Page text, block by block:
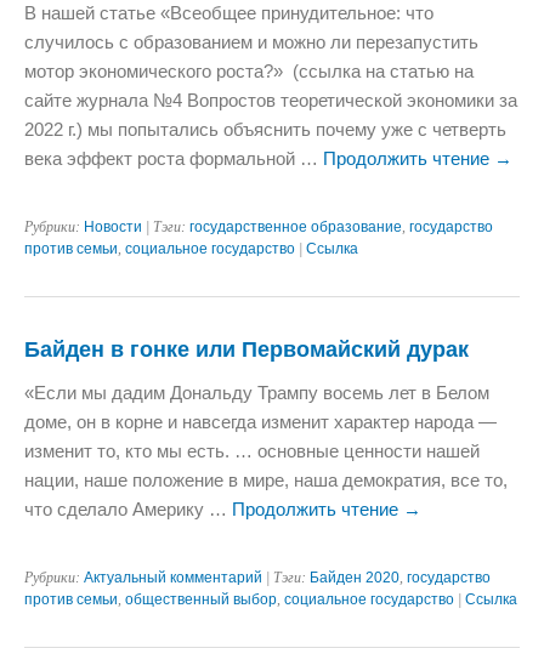
В нашей статье «Всеобщее принудительное: что
случилось с образованием и можно ли перезапустить
мотор экономического роста?» (ссылка на статью на
сайте журнала №4 Вопростов теоретической экономики за
2022 г.) мы попытались объяснить почему уже с четверть
века эффект роста формальной … Продолжить чтение →
Рубрики: Новости | Тэги: государственное образование государство
против семьи социальное государство | Ссылка
Байден в гонке или Первомайский дурак
«Если мы дадим Дональду Трампу восемь лет в Белом
доме, он в корне и навсегда изменит характер народа —
изменит то, кто мы есть. … основные ценности нашей
нации, наше положение в мире, наша демократия, все то,
что сделало Америку … Продолжить чтение →
Рубрики: Актуальный комментарий | Тэги: Байден 2020 государство
против семьи общественный выбор социальное государство | Ссылка